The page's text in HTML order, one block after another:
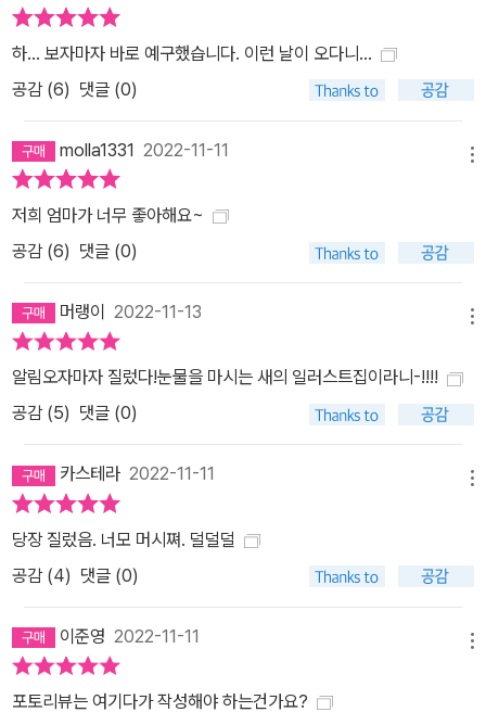
하... 보자마자 바로 예구했습니다. 이런 날이 오다니...
공감 (6) 댓글 (0)
molla1331 2022-11-11
저희 엄마가 너무 좋아해요~
공감 (6) 댓글 (0)
머랭이 2022-11-13
알림오자마자 질렀다!눈물을 마시는 새의 일러스트집이라니-!!!!
공감 (5) 댓글 (0)
카스테라 2022-11-11
당장 질렀음. 너모 머시쪄. 덜덜덜
공감 (4) 댓글 (0)
이준영 2022-11-11
포토리뷰는 여기다가 작성해야 하는건가요?